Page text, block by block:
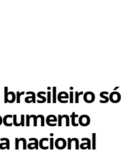
só
nacional